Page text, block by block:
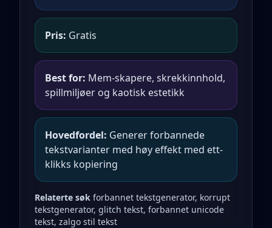
Pris: Gratis
Best for: Mem-skapere, skrekkinnhold,
spillmiljøer og kaotisk estetikk
Hovedfordel: Generer forbannede
tekstvarianter med høy effekt med ett-
klikks kopiering
Relaterte søk forbannet tekstgenerator, korrupt
tekstgenerator, glitch tekst, forbannet unicode
tekst, zalgo stil tekst